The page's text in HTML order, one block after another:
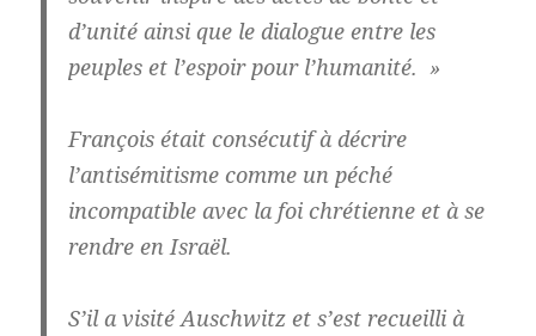
d’unité ainsi que le dialogue entre les
peuples et l’espoir pour l’humanité. »
François était consécutif à décrire
l’antisémitisme comme un péché
incompatible avec la foi chrétienne et à se
rendre en Israël.
S’il a visité Auschwitz et s’est recueilli à